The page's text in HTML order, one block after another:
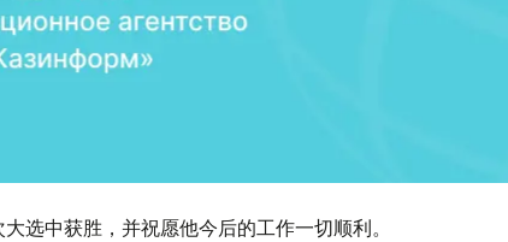
选中获胜，并祝愿他今后的工作一切顺利。